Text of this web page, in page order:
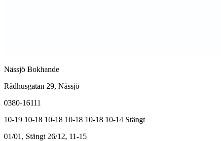
Nässjö Bokhande
Rådhusgatan 29, Nässjö
0380-16111
10-19 10-18 10-18 10-18 10-18 10-14 Stängt
01/01, Stängt 26/12, 11-15